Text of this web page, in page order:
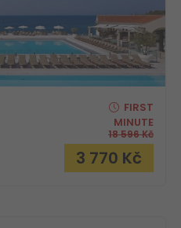
FIRST
MINUTE
18 596Kč
3 770 Kč